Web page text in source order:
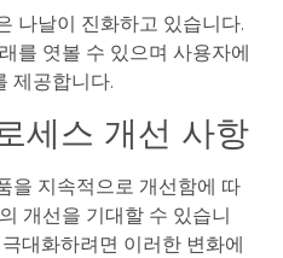
나날이 진화하고 있습니다.
를 엿볼 수 있으며 사용자에
제공합니다.
세스 개선 사항
을 지속적으로 개선함에 따
개선을 기대할 수 있습니
대화하려면 이러한 변화에